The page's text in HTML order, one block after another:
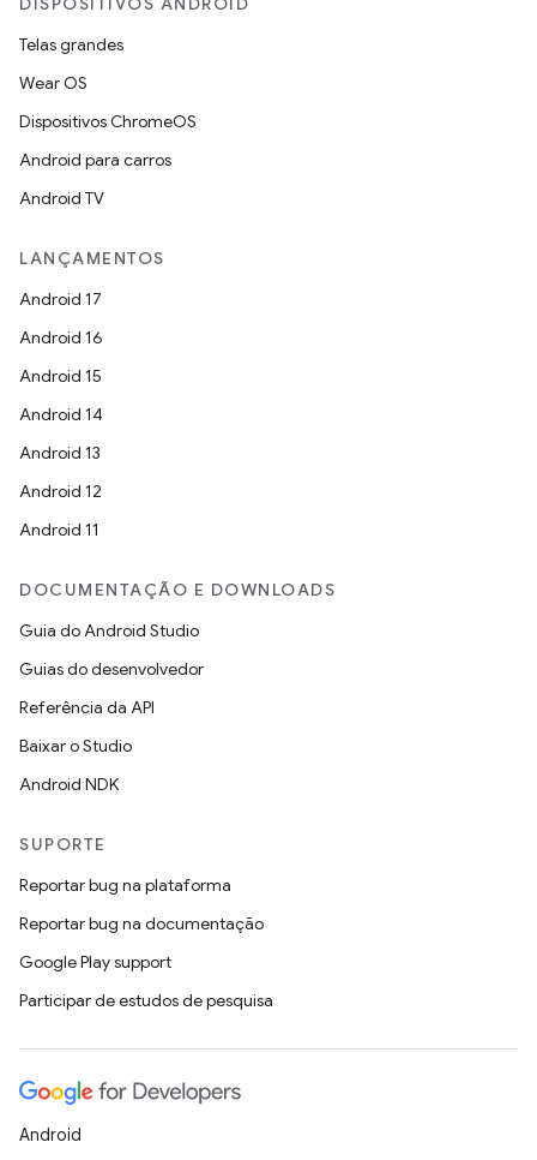
Telas grandes
Wear OS
Dispositivos ChromeOS
Android para carros
Android TV
LANÇAMENTOS
Android 17
Android 16
Android 15
Android 14
Android 13
Android 12
Android 11
DOCUMENTAÇÃO E DOWNLOADS
Guia do Android Studio
Guias do desenvolvedor
Referência da API
Baixar o Studio
Android NDK
SUPORTE
Reportar bug na plataforma
Reportar bug na documentação
Google Play support
Participar de estudos de pesquisa
Android